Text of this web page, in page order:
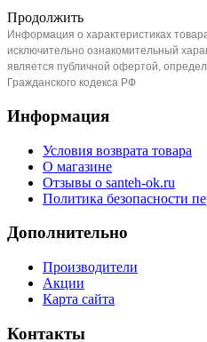
Продолжить
Информация о характеристиках
исключительно ознакомительный
является публичной офертой,
Гражданского кодекса РФ
Информация
Условия возврата товара
О магазине
Отзывы о santeh-ok.ru
Политика безопасности
Дополнительно
Производители
Акции
Карта сайта
Контакты